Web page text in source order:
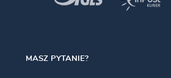
Waga: 272g
MASZ PYTANIE?